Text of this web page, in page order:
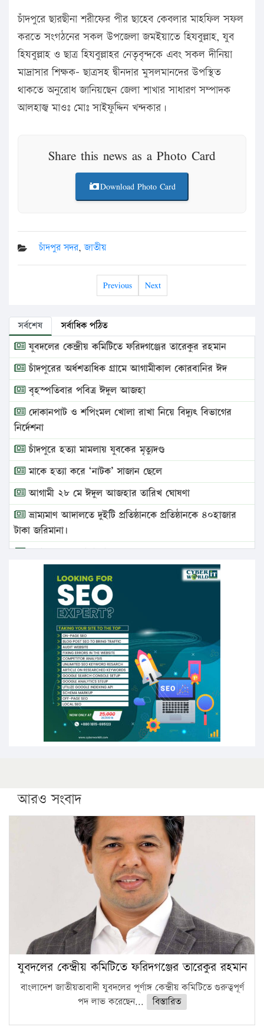
চাঁদপুরে ছারছীনা শরীফের পীর ছাহেব কেবলার মাহফিল সফল
করতে সংগঠনের সকল উপজেলা জমইয়াতে হিযবুল্লাহ, যুব
হিযবুল্লাহ ও ছাত্র হিযবুল্লাহর নেতৃবৃন্দকে এবং সকল দীনিয়া
মাদ্রাসার শিক্ষক- ছাত্রসহ দ্বীনদার মুসলমানদের উপস্থিত
থাকতে অনুরোধ জানিয়ছেন জেলা শাখার সাধারণ সম্পাদক
আলহাজ্ব মাওঃ মোঃ সাইফুদ্দিন খন্দকার।
Share this news as a Photo Card
Download Photo Card
চাঁদপুর সদর,জাতীয়
Previous Next
সর্বশেষ সর্বাধিক পঠিত
যুবদলের কেন্দ্রীয় কমিটিতে ফরিদগঞ্জের তারেকুর রহমান
চাঁদপুরের অর্ধশতাধিক গ্রামে আগামীকাল কোরবানির ঈদ
বৃহস্পতিবার পবিত্র ঈদুল আজহা
দোকানপাট ও শপিংমল খোলা রাখা নিয়ে বিদ্যুৎ বিভাগের
নির্দেশনা
চাঁদপুরে হত্যা মামলায় যুবকের মৃত্যুদণ্ড
মাকে হত্যা করে ‘নাটক’ সাজান ছেলে
আগামী ২৮ মে ঈদুল আজহার তারিখ ঘোষণা
ভ্রাম্যমাণ আদালতে দুইটি প্রতিষ্ঠানকে প্রতিষ্ঠানকে ৪০হাজার
টাকা জরিমানা।
এবার লঞ্চের ভাড়া বাড়ল
১৭ থেকে ২১ শতাংশ বিদ্যুতের দাম বাড়ানোর প্রস্তাব পিডিবির
১৬ মে চাঁদপুর ও ২৫ মে ফেনী সফরে যাবেন প্রধানমন্ত্রী
উচ্চশিক্ষায় গৌরবময় অর্জন: পূর্ণ স্কলারশিপে যুক্তরাষ্ট্রে
পিএইচডি করছেন কুয়েটের কৃতি…
সারা দেশে বজ্রাঘাতে ১৪ জনের প্রাণহানি
কঠোর হচ্ছে এসএসসি ও এইচএসসি পরীক্ষা
ফরিদগঞ্জে আগুনে পুড়লো ৬ ব্যবসা প্রতিষ্ঠান
আরও সংবাদ
যুবদলের কেন্দ্রীয় কমিটিতে ফরিদগঞ্জের তারেকুর রহমান
বাংলাদেশ জাতীয়তাবাদী যুবদলের পূর্ণাঙ্গ কেন্দ্রীয় কমিটিতে গুরুত্বপূর্ণ
পদ লাভ করেছেন...
বিস্তারিত